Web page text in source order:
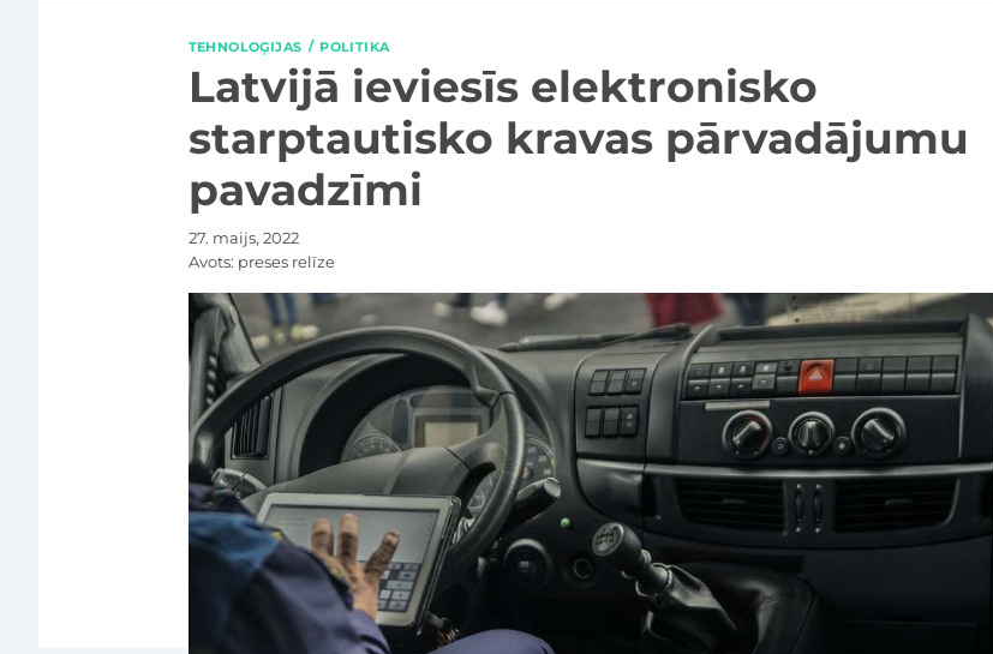
TEHNOLOĢIJAS POLITIKA
Latvijā ieviesīs elektronisko
starptautisko kravas pārvadājumu
pavadzīmi
27. maijs, 2022
Avots: preses relīze